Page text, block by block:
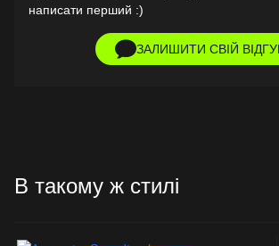
написати перший :)
ЗАЛИШИТИ СВІЙ
В такому ж стилі